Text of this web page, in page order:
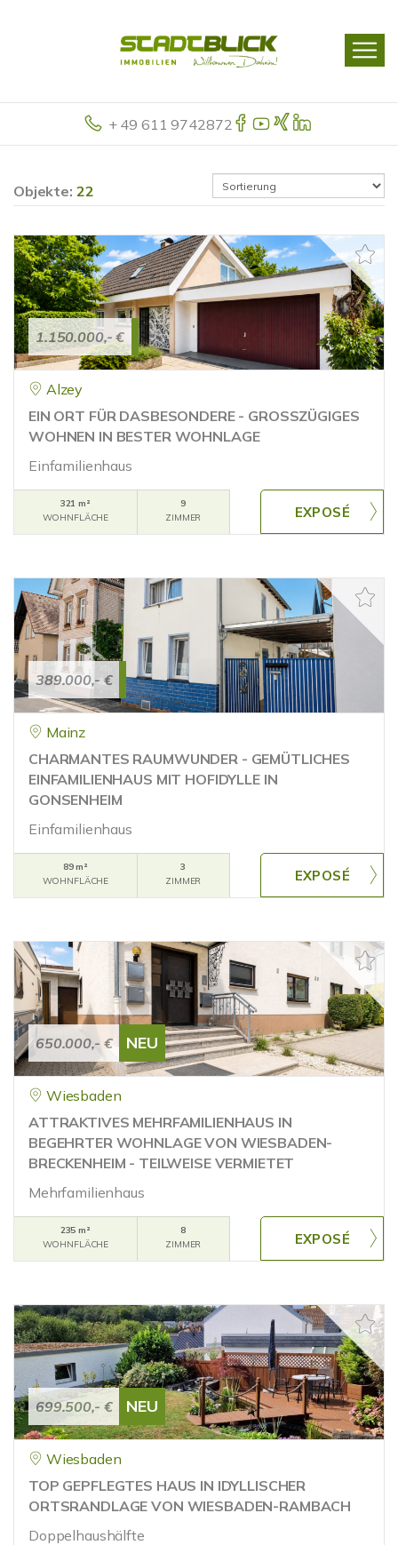
+ 49 611 9742872
Objekte: 22
1.150.000,- €
Alzey
EIN ORT FÜR DASBESONDERE - GROSSZÜGIGES
WOHNEN IN BESTER WOHNLAGE
Einfamilienhaus
321 m²
WOHNFLÄCHE
9
ZIMMER
389.000,- €
Mainz
CHARMANTES RAUMWUNDER - GEMÜTLICHES
EINFAMILIENHAUS MIT HOFIDYLLE IN
GONSENHEIM
Einfamilienhaus
89 m²
WOHNFLÄCHE
3
ZIMMER
650.000,- € NEU
Wiesbaden
ATTRAKTIVES MEHRFAMILIENHAUS IN
BEGEHRTER WOHNLAGE VON WIESBADEN-
BRECKENHEIM - TEILWEISE VERMIETET
Mehrfamilienhaus
235 m²
WOHNFLÄCHE
8
ZIMMER
699.500,- € NEU
Wiesbaden
TOP GEPFLEGTES HAUS IN IDYLLISCHER
ORTSRANDLAGE VON WIESBADEN-RAMBACH
Doppelhaushälfte